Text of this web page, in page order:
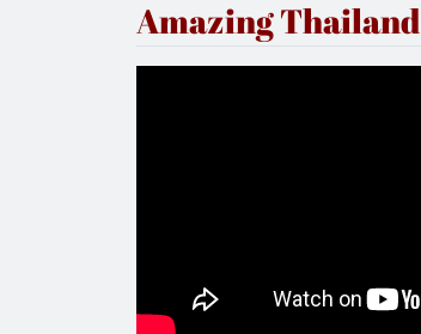
Amazing Thailand